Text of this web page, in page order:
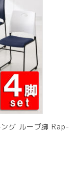
グ ループ脚 Rap-